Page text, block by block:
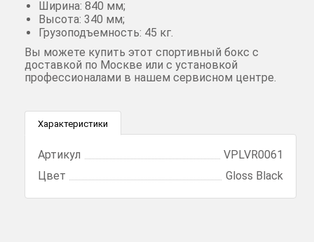
Ширина: 840 мм;
Высота: 340 мм;
Грузоподъемность: 45 кг.
Вы можете купить этот спортивный бокс с
доставкой по Москве или с установкой
профессионалами в нашем сервисном центре.
Характеристики
Артикул
VPLVR0061
Цвет
Gloss Black